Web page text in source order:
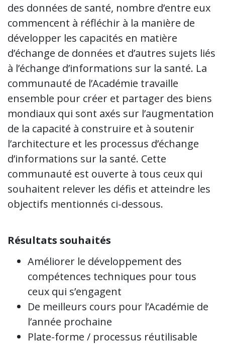
des données de santé, nombre d’entre eux
commencent à réfléchir à la manière de
développer les capacités en matière
d’échange de données et d’autres sujets liés
à l’échange d’informations sur la santé. La
communauté de l’Académie travaille
ensemble pour créer et partager des biens
mondiaux qui sont axés sur l’augmentation
de la capacité à construire et à soutenir
l’architecture et les processus d’échange
d’informations sur la santé. Cette
communauté est ouverte à tous ceux qui
souhaitent relever les défis et atteindre les
objectifs mentionnés ci-dessous.
Résultats souhaités
Améliorer le développement des
compétences techniques pour tous
ceux qui s’engagent
De meilleurs cours pour l’Académie de
l’année prochaine
Plate-forme / processus réutilisable